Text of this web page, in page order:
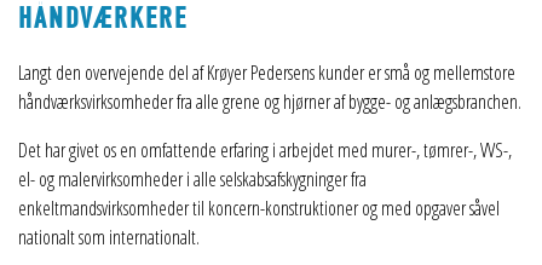
HÅNDVÆRKERE
Langt den overvejende del af Krøyer Pedersens kunder er små og mellemstore
håndværksvirksomheder fra alle grene og hjørner af bygge- og anlægsbranchen.
Det har givet os en omfattende erfaring i arbejdet med murer-, tømrer-, VVS-,
el- og malervirksomheder i alle selskabsafskygninger fra
enkeltmandsvirksomheder til koncern-konstruktioner og med opgaver såvel
nationalt som internationalt.